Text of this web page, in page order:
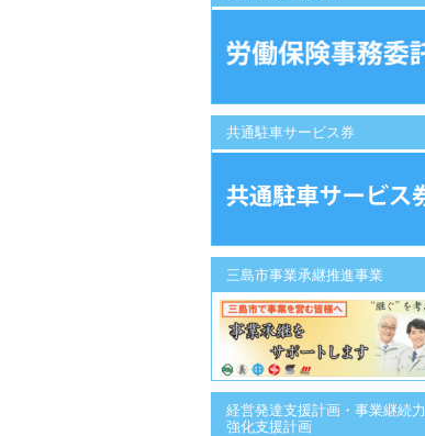
共通駐車サービス券
三島市事業承継推進事業
経営発達支援計画・事業継続力
強化支援計画